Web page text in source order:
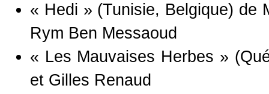
« Hedi » (Tunisie, Belgique) de
Rym Ben Messaoud
« Les Mauvaises Herbes »
et Gilles Renaud